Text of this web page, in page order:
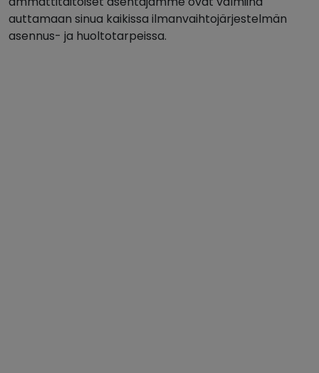
auttamaan sinua kaikissa ilmanvaihtojärjestelmän
asennus- ja huoltotarpeissa.